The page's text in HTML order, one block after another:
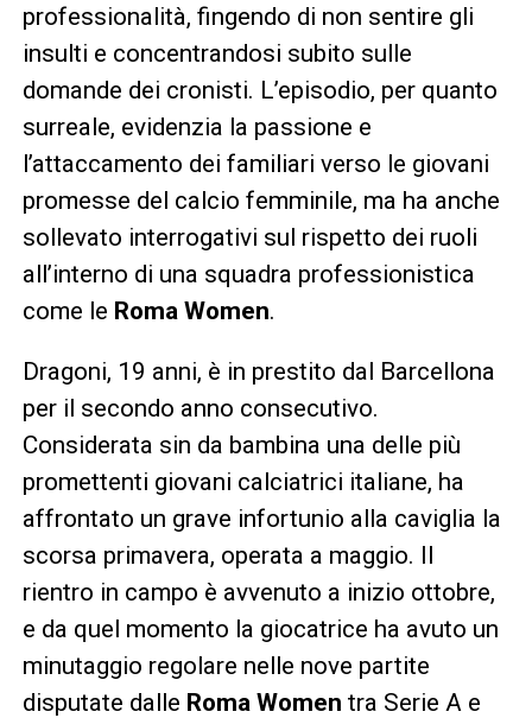
professionalità, fingendo di non sentire gli
insulti e concentrandosi subito sulle
domande dei cronisti. L’episodio, per quanto
surreale, evidenzia la passione e
l’attaccamento dei familiari verso le giovani
promesse del calcio femminile, ma ha anche
sollevato interrogativi sul rispetto dei ruoli
all’interno di una squadra professionistica
come le Roma Women.
Dragoni, 19 anni, è in prestito dal Barcellona
per il secondo anno consecutivo.
Considerata sin da bambina una delle più
promettenti giovani calciatrici italiane, ha
affrontato un grave infortunio alla caviglia la
scorsa primavera, operata a maggio. Il
rientro in campo è avvenuto a inizio ottobre,
e da quel momento la giocatrice ha avuto un
minutaggio regolare nelle nove partite
disputate dalle Roma Women tra Serie A e